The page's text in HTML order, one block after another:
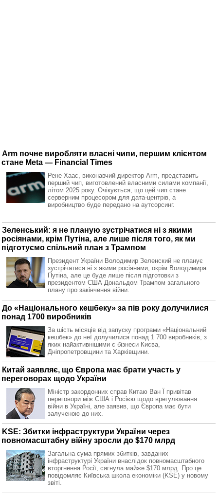
Arm почне виробляти власні чипи, першим клієнтом
стане Meta — Financial Times
Рене Хаас, виконавчий директор Arm, представить
перший чип, виготовлений власними силами компанії,
літом 2025 року. Очікується, що цей чип стане
серверним процесором для дата-центрів, а
виробництво буде передано на аутсорсинг.
Зеленський: я не планую зустрічатися ні з якими
росіянами, крім Путіна, але лише після того, як ми
підготуємо спільний план з Трампом
Президент України Володимир Зеленский не планує
зустрічатися ні з якими росіянами, окрім Володимира
Путіна, але це буде лише після підготовки з
президентом США Дональдом Трампом загального
плану про закінчення війни.
До «Національного кешбеку» за пів року долучилися
понад 1700 виробників
За шість місяців від запуску програми «Національний
кешбек» до неї долучилися понад 1 700 виробників, з
яких найактивнішими є бізнеси Києва,
Дніпропетровщини та Харківщини.
Китай заявляє, що Європа має брати участь у
переговорах щодо України
Міністр закордонних справ Китаю Ван Ї привітав
переговори між США і Росією щодо врегулювання
війни в Україні, але заявив, що Європа має бути
залученою до них.
KSE: Збитки інфраструктури України через
повномасштабну війну зросли до $170 млрд
Загальна сума прямих збитків, завданих
інфраструктурі України внаслідок повномасштабного
вторгнення Росії, сягнула майже $170 млрд. Про це
повідомляє Київська школа економіки (KSE) у новому
звіті.